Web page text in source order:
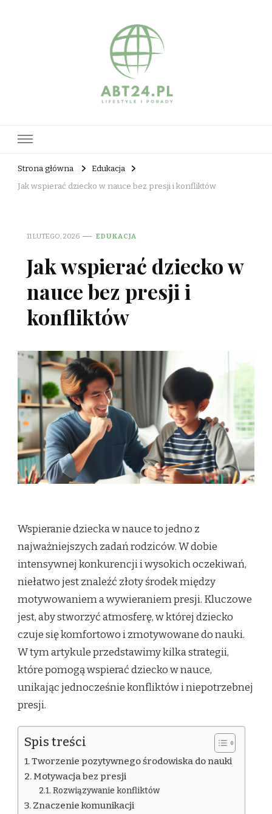
Strona główna
Edukacja
Jak wspierać dziecko w nauce bez presji i konfliktów
11 LUTEGO, 2026 EDUKACJA
Jak wspierać dziecko w
nauce bez presji i
konfliktów
Wspieranie dziecka w nauce to jedno z
najważniejszych zadań rodziców. W dobie
intensywnej konkurencji i wysokich oczekiwań,
niełatwo jest znaleźć złoty środek między
motywowaniem a wywieraniem presji. Kluczowe
jest, aby stworzyć atmosferę, w której dziecko
czuje się komfortowo i zmotywowane do nauki.
W tym artykule przedstawimy kilka strategii,
które pomogą wspierać dziecko w nauce,
unikając jednocześnie konfliktów i niepotrzebnej
presji.
Spis treści
Tworzenie pozytywnego środowiska do nauki
Motywacja bez presji
Rozwiązywanie konfliktów
Znaczenie komunikacji